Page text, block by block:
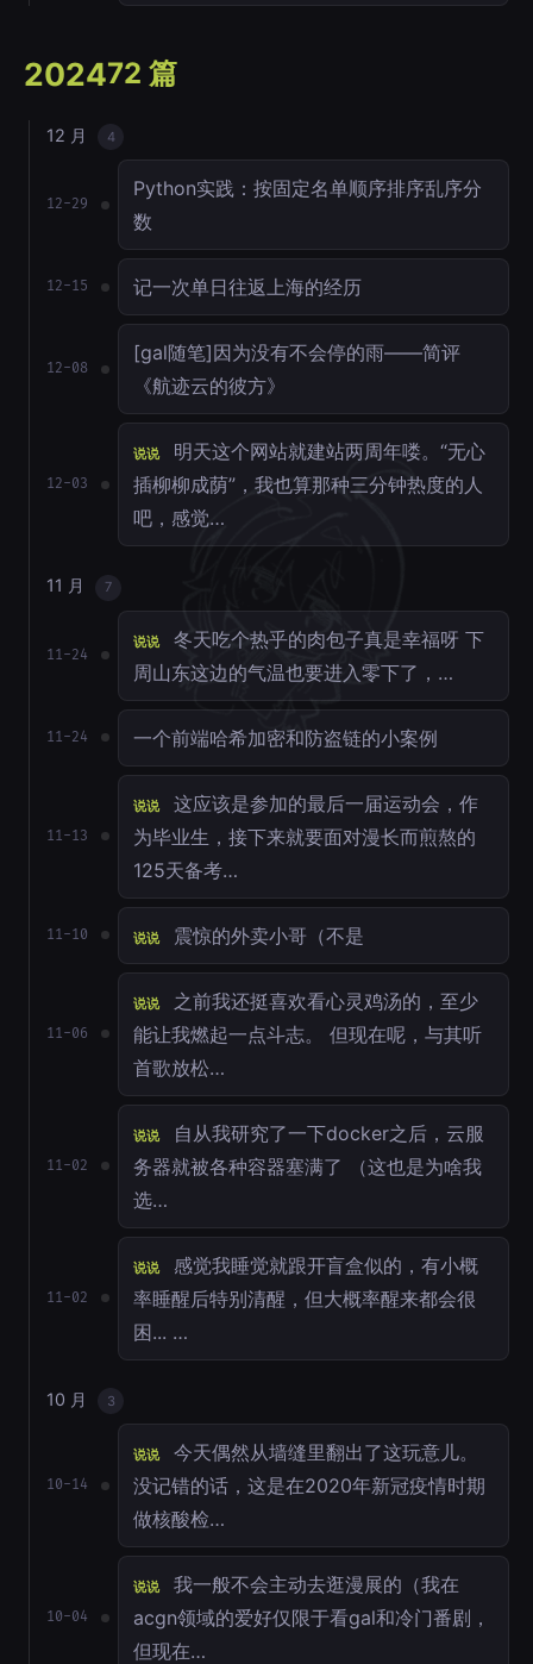
202472 篇
12 月 4
12-29
Python实践：按固定名单顺序排序乱序分
数
12-15 记一次单日往返上海的经历
12-08
[gal随笔]因为没有不会停的雨——简评
《航迹云的彼方》
12-03
说说
明天这个网站就建站两周年喽。“无心
插柳柳成荫”，我也算那种三分钟热度的人
吧，感觉…
11 月 7
11-24
说说
冬天吃个热乎的肉包子真是幸福呀 下
周山东这边的气温也要进入零下了，…
11-24 一个前端哈希加密和防盗链的小案例
11-13
说说
这应该是参加的最后一届运动会，作
为毕业生，接下来就要面对漫长而煎熬的
125天备考…
11-10 说说 震惊的外卖小哥（不是
11-06
说说
之前我还挺喜欢看心灵鸡汤的，至少
能让我燃起一点斗志。 但现在呢，与其听
首歌放松…
11-02
说说
自从我研究了一下docker之后，云服
务器就被各种容器塞满了 （这也是为啥我
选…
11-02
说说
感觉我睡觉就跟开盲盒似的，有小概
率睡醒后特别清醒，但大概率醒来都会很
困... …
10 月 3
10-14
说说
今天偶然从墙缝里翻出了这玩意儿。
没记错的话，这是在2020年新冠疫情时期
做核酸检…
10-04
说说
我一般不会主动去逛漫展的（我在
acgn领域的爱好仅限于看gal和冷门番剧，
但现在…